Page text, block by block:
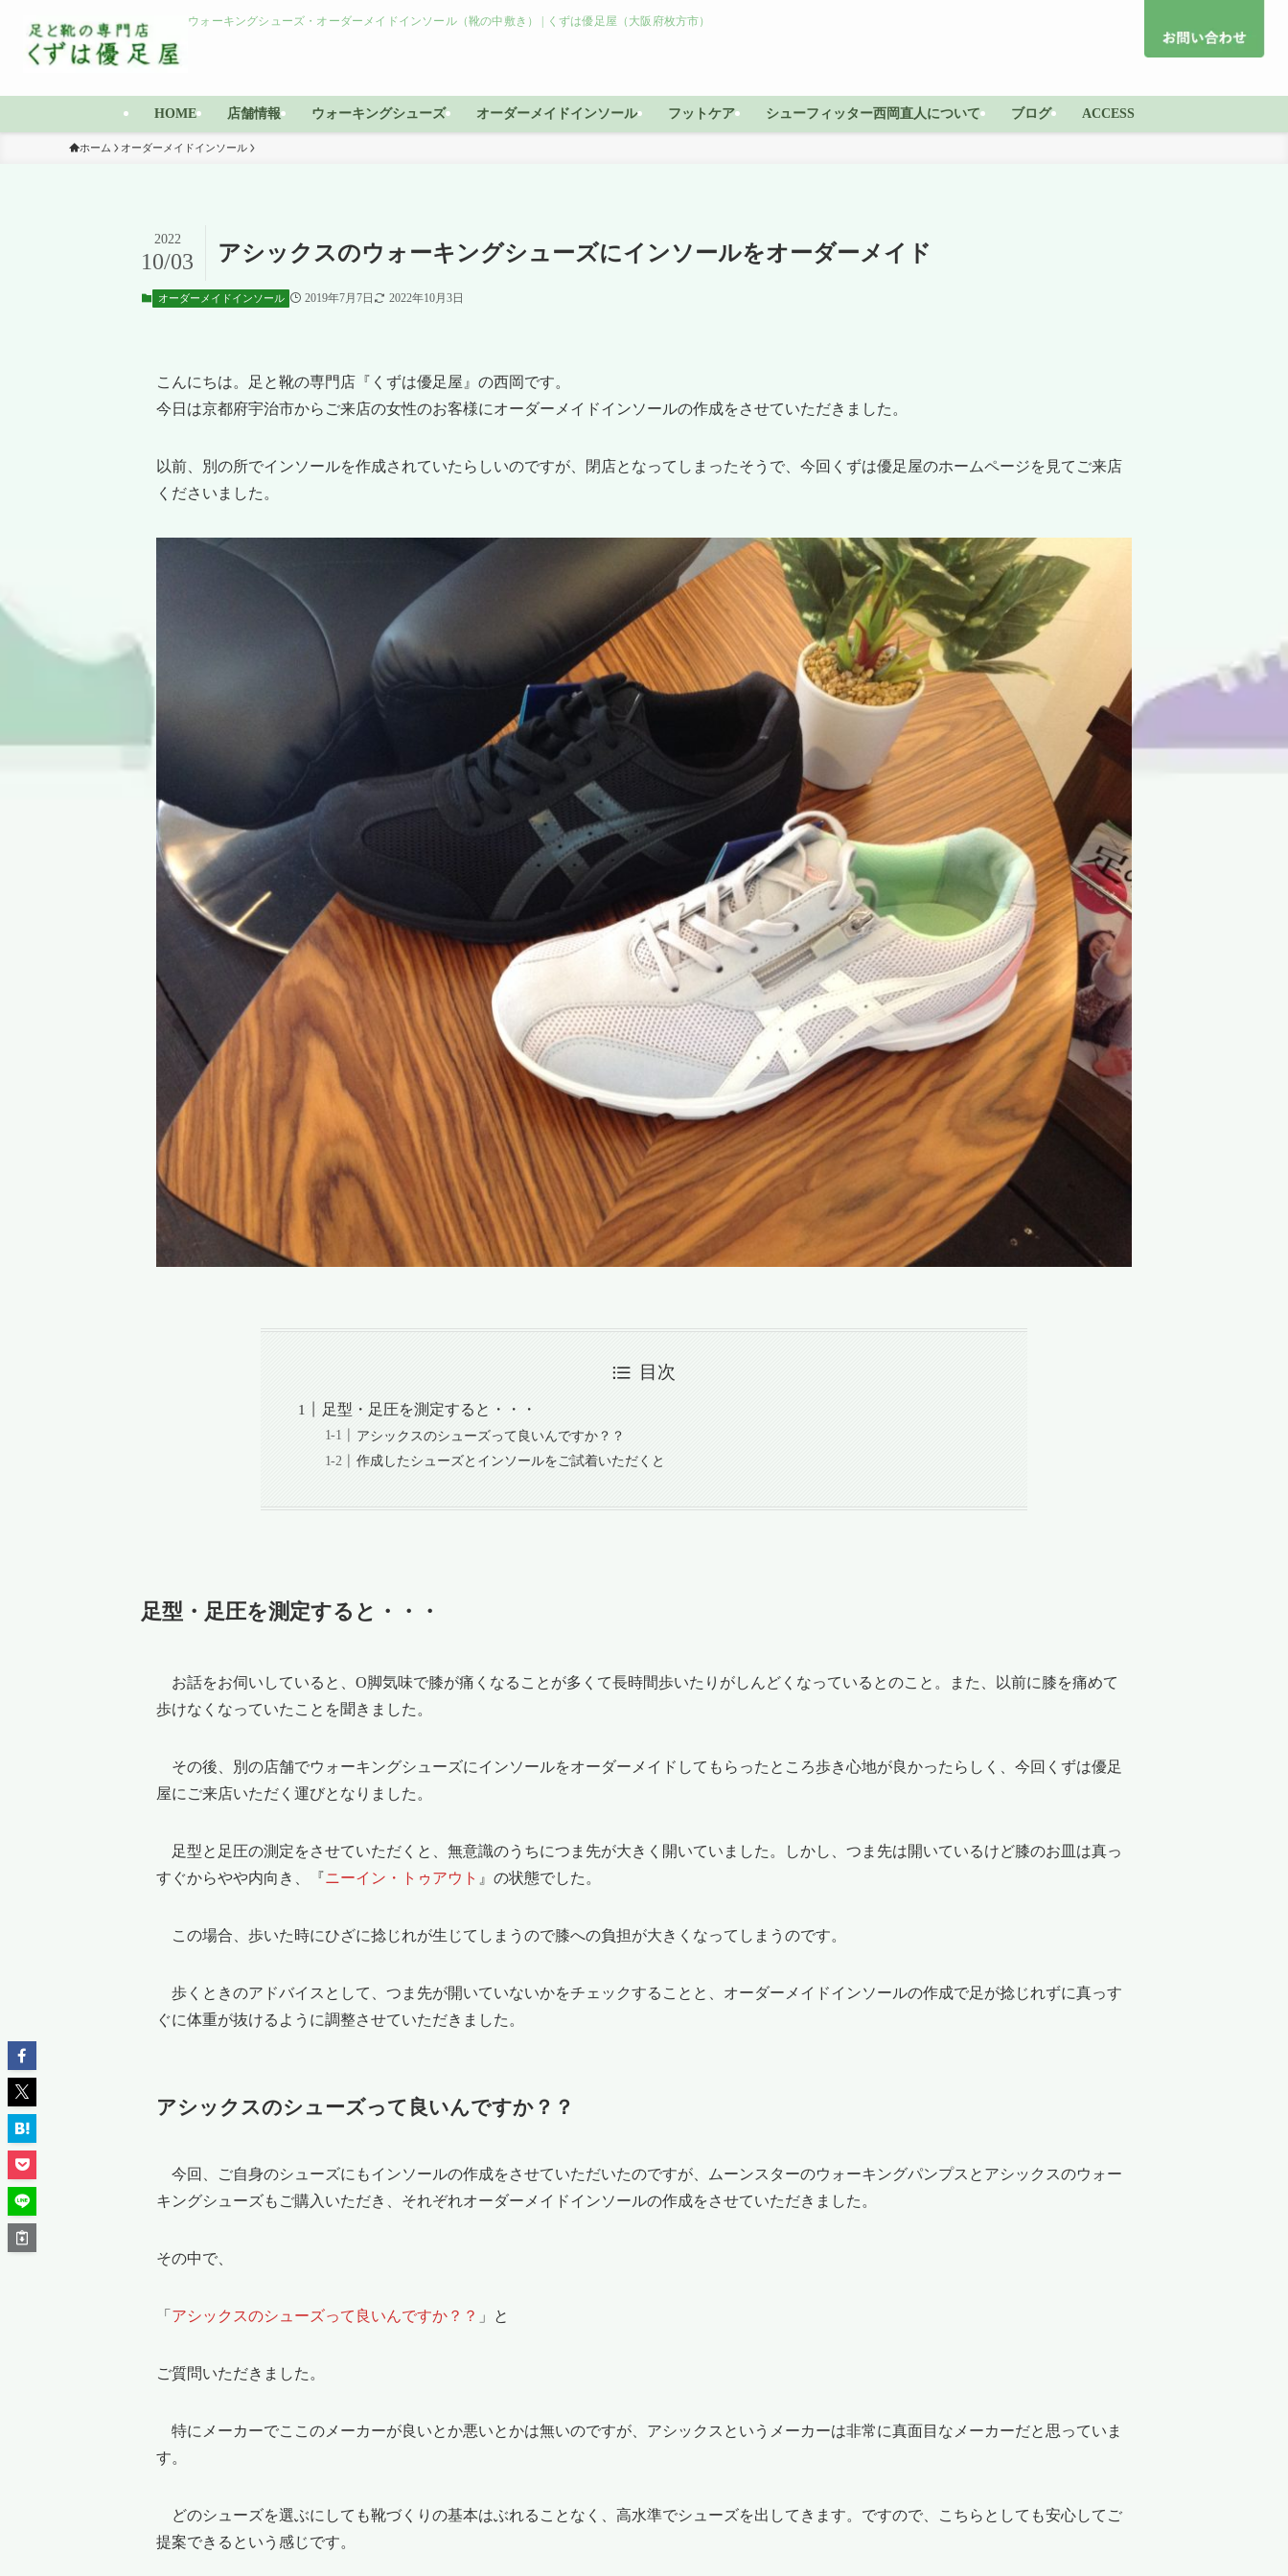
ウォーキングシューズ・オーダーメイドインソール（靴の中敷き） | くずは優足屋（大阪府枚方市）
HOME 店舗情報 ウォーキングシューズ オーダーメイドインソール フットケア シューフィッター西岡直人について ブログ ACCESS
ホーム オーダーメイドインソール
アシックスのウォーキングシューズにインソールをオーダーメイド
2022
10/03
オーダーメイドインソール 2019年7月7日 2022年10月3日
こんにちは。足と靴の専門店『くずは優足屋』の西岡です。
今日は京都府宇治市からご来店の女性のお客様にオーダーメイドインソールの作成をさせていただきました。
以前、別の所でインソールを作成されていたらしいのですが、閉店となってしまったそうで、今回くずは優足屋のホームページを見てご来店
くださいました。
目次
足型・足圧を測定すると・・・
アシックスのシューズって良いんですか？？
作成したシューズとインソールをご試着いただくと
足型・足圧を測定すると・・・
お話をお伺いしていると、O脚気味で膝が痛くなることが多くて長時間歩いたりがしんどくなっているとのこと。また、以前に膝を痛めて
歩けなくなっていたことを聞きました。
その後、別の店舗でウォーキングシューズにインソールをオーダーメイドしてもらったところ歩き心地が良かったらしく、今回くずは優足
屋にご来店いただく運びとなりました。
足型と足圧の測定をさせていただくと、無意識のうちにつま先が大きく開いていました。しかし、つま先は開いているけど膝のお皿は真っ
すぐからやや内向き、『ニーイン・トゥアウト 』の状態でした。
この場合、歩いた時にひざに捻じれが生じてしまうので膝への負担が大きくなってしまうのです。
歩くときのアドバイスとして、つま先が開いていないかをチェックすることと、オーダーメイドインソールの作成で足が捻じれずに真っす
ぐに体重が抜けるように調整させていただきました。
アシックスのシューズって良いんですか？？
今回、ご自身のシューズにもインソールの作成をさせていただいたのですが、ムーンスターのウォーキングパンプスとアシックスのウォー
キングシューズもご購入いただき、それぞれオーダーメイドインソールの作成をさせていただきました。
その中で、
「 アシックスのシューズって良いんですか？？ 」と
ご質問いただきました。
特にメーカーでここのメーカーが良いとか悪いとかは無いのですが、アシックスというメーカーは非常に真面目なメーカーだと思っていま
す。
どのシューズを選ぶにしても靴づくりの基本はぶれることなく、高水準でシューズを出してきます。ですので、こちらとしても安心してご
提案できるという感じです。